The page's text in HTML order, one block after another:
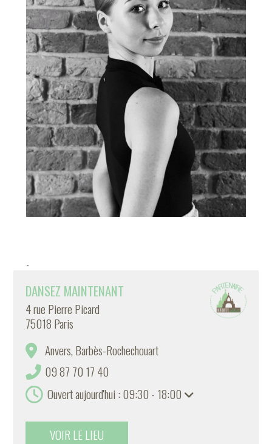
-
DANSEZ MAINTENANT
4 rue Pierre Picard
75018 Paris
Anvers, Barbès-Rochechouart
09 87 70 17 40
Ouvert aujourd'hui : 09:30 - 18:00
VOIR LE LIEU